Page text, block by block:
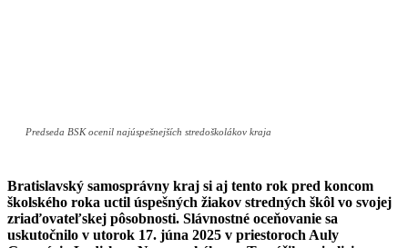
Predseda BSK ocenil najúspešnejších stredoškolákov kraja
Bratislavský samosprávny kraj si aj tento rok pred koncom
školského roka uctil úspešných žiakov stredných škôl vo svojej
zriaďovateľskej pôsobnosti. Slávnostné oceňovanie sa
uskutočnilo v utorok 17. júna 2025 v priestoroch Auly